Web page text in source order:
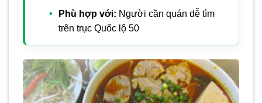
Phù hợp với: Người cần quán dễ tìm
trên trục Quốc lộ 50